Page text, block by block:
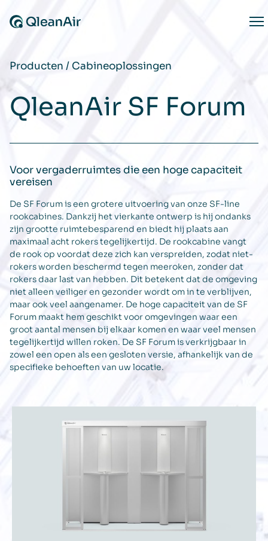
Producten / Cabineoplossingen
QleanAir SF Forum
Voor vergaderruimtes die een hoge capaciteit
vereisen
De SF Forum is een grotere uitvoering van onze SF-line
rookcabines. Dankzij het vierkante ontwerp is hij ondanks
zijn grootte ruimtebesparend en biedt hij plaats aan
maximaal acht rokers tegelijkertijd. De rookcabine vangt
de rook op voordat deze zich kan verspreiden, zodat niet-
rokers worden beschermd tegen meeroken, zonder dat
rokers daar last van hebben. Dit betekent dat de omgeving
niet alleen veiliger en gezonder wordt om in te verblijven,
maar ook veel aangenamer. De hoge capaciteit van de SF
Forum maakt hem geschikt voor omgevingen waar een
groot aantal mensen bij elkaar komen en waar veel mensen
tegelijkertijd willen roken. De SF Forum is verkrijgbaar in
zowel een open als een gesloten versie, afhankelijk van de
specifieke behoeften van uw locatie.